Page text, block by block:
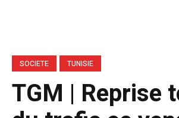
SOCIETE TUNISIE
TGM | Reprise